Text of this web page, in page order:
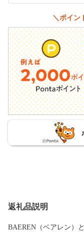
＼ポイン
返礼品説明
BAEREN（ベアレン）